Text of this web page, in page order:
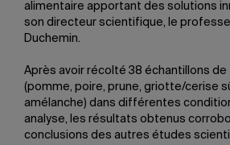
alimentaire apportant des solutions
son directeur scientifique, le
Duchemin.
Après avoir récolté 38 échantillons
(pomme, poire, prune, griotte/cerise
amélanche) dans différentes
analyse, les résultats obtenus
conclusions des autres études